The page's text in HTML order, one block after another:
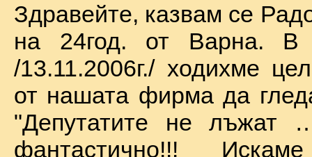
Здравейте, казвам се
на 24год. от Варна. В
/13.11.2006г./ ходихме
от нашата фирма да
"Депутатите не
фантастично!!!